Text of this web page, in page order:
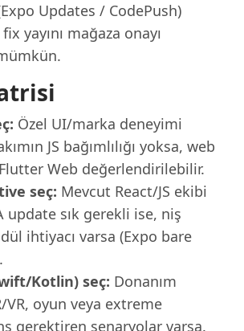
Updates / CodePush)
yayını mağaza onayı
Özel UI/marka deneyimi
JS bağımlılığı yoksa, web
Web değerlendirilebilir.
seç: Mevcut React/JS ekibi
update sık gerekli ise, niş
ihtiyacı varsa (Expo bare
Kotlin) seç: Donanım
VR, oyun veya extreme
gerektiren senaryolar varsa.